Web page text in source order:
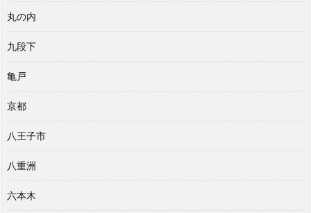
丸の内
九段下
亀戸
京都
八王子市
八重洲
六本木